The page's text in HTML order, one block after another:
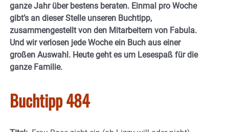
ganze Jahr über bestens beraten. Einmal pro Woche
gibt’s an dieser Stelle unseren Buchtipp,
zusammengestellt von den Mitarbeitern von Fabula.
Und wir verlosen jede Woche ein Buch aus einer
großen Auswahl. Heute geht es um Lesespaß für die
ganze Familie.
Buchtipp 484